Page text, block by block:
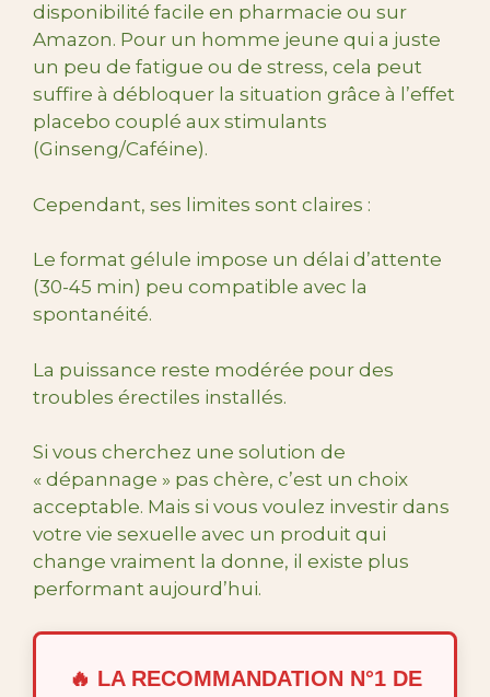
disponibilité facile en pharmacie ou sur
Amazon. Pour un homme jeune qui a juste
un peu de fatigue ou de stress, cela peut
suffire à débloquer la situation grâce à l’effet
placebo couplé aux stimulants
(Ginseng/Caféine).
Cependant, ses limites sont claires :
Le format gélule impose un délai d’attente
(30-45 min) peu compatible avec la
spontanéité.
La puissance reste modérée pour des
troubles érectiles installés.
Si vous cherchez une solution de
« dépannage » pas chère, c’est un choix
acceptable. Mais si vous voulez investir dans
votre vie sexuelle avec un produit qui
change vraiment la donne, il existe plus
performant aujourd’hui.
🔥 LA RECOMMANDATION N°1 DE